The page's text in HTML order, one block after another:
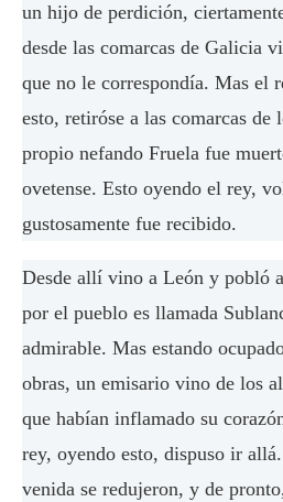
un hijo de perdición,
desde las comarcas de Galicia
que no le correspondía. Mas el
esto, retiróse a las comarcas de
propio nefando Fruela fue
ovetense. Esto oyendo el rey,
gustosamente fue recibido.
Desde allí vino a León y pobló
por el pueblo es llamada
admirable. Mas estando
obras, un emisario vino de los
que habían inflamado su
rey, oyendo esto, dispuso ir
venida se redujeron, y de